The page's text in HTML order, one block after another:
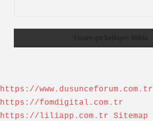
https://www.dusunceforum.com.tr
https://fomdigital.com.tr
https://liliapp.com.tr
Sitemap